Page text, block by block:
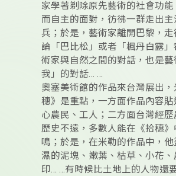
家學著剃除原先藝術的社會功
而自主的面對，彷彿一群走出
兵；於是，藝術家離開巴黎，走
論「巴比松」或者「楓丹白露
術家與自然之間的對話，也是藝
我」的對話… …
奧塞美術館的作品來台灣展出
穗》是重點，一方面作品內容貼
心農民、工人；二方面台灣經
歷史不遠，多數人能在《拾穗》
鳴；於是，在米勒的作品中，他
濕的泥塊、嫩葉、枯草、小花、
印… …有時候比土地上的人物還